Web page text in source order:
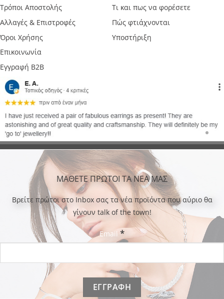
Τρόποι Αποστολής
Αλλαγές & Επιστροφές
Όροι Χρήσης
Επικοινωνία
Εγγραφή B2B
Τι και πως να φορέσετε
Πώς φτιάχνονται
Υποστήριξη
ΜΑΘΕΤΕ ΠΡΩΤΟΙ ΤΑ ΝΕΑ ΜΑΣ
Bρείτε πρώτοι στο Inbox σας τα νέα προϊόντα που αύριο θα
γίνουν talk of the town!
Email *